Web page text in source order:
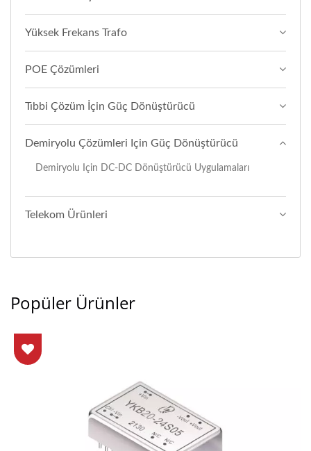
Yüksek Frekans Trafo
POE Çözümleri
Tıbbi Çözüm İçin Güç Dönüştürücü
Demiryolu Çözümleri Için Güç Dönüştürücü
Demiryolu Için DC-DC Dönüştürücü Uygulamaları
Telekom Ürünleri
Popüler Ürünler